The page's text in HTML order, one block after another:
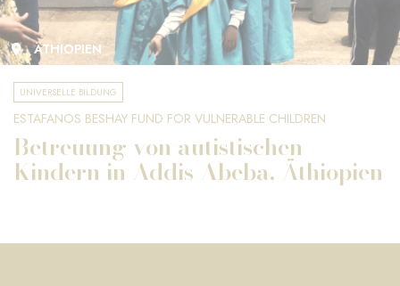
ÄTHIOPIEN
UNIVERSELLE BILDUNG
ESTAFANOS BESHAY FUND FOR VULNERABLE CHILDREN
Betreuung von autistischen
Kindern in Addis Abeba, Äthiopien